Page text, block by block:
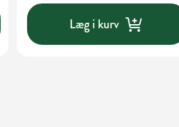
Læg i kurv